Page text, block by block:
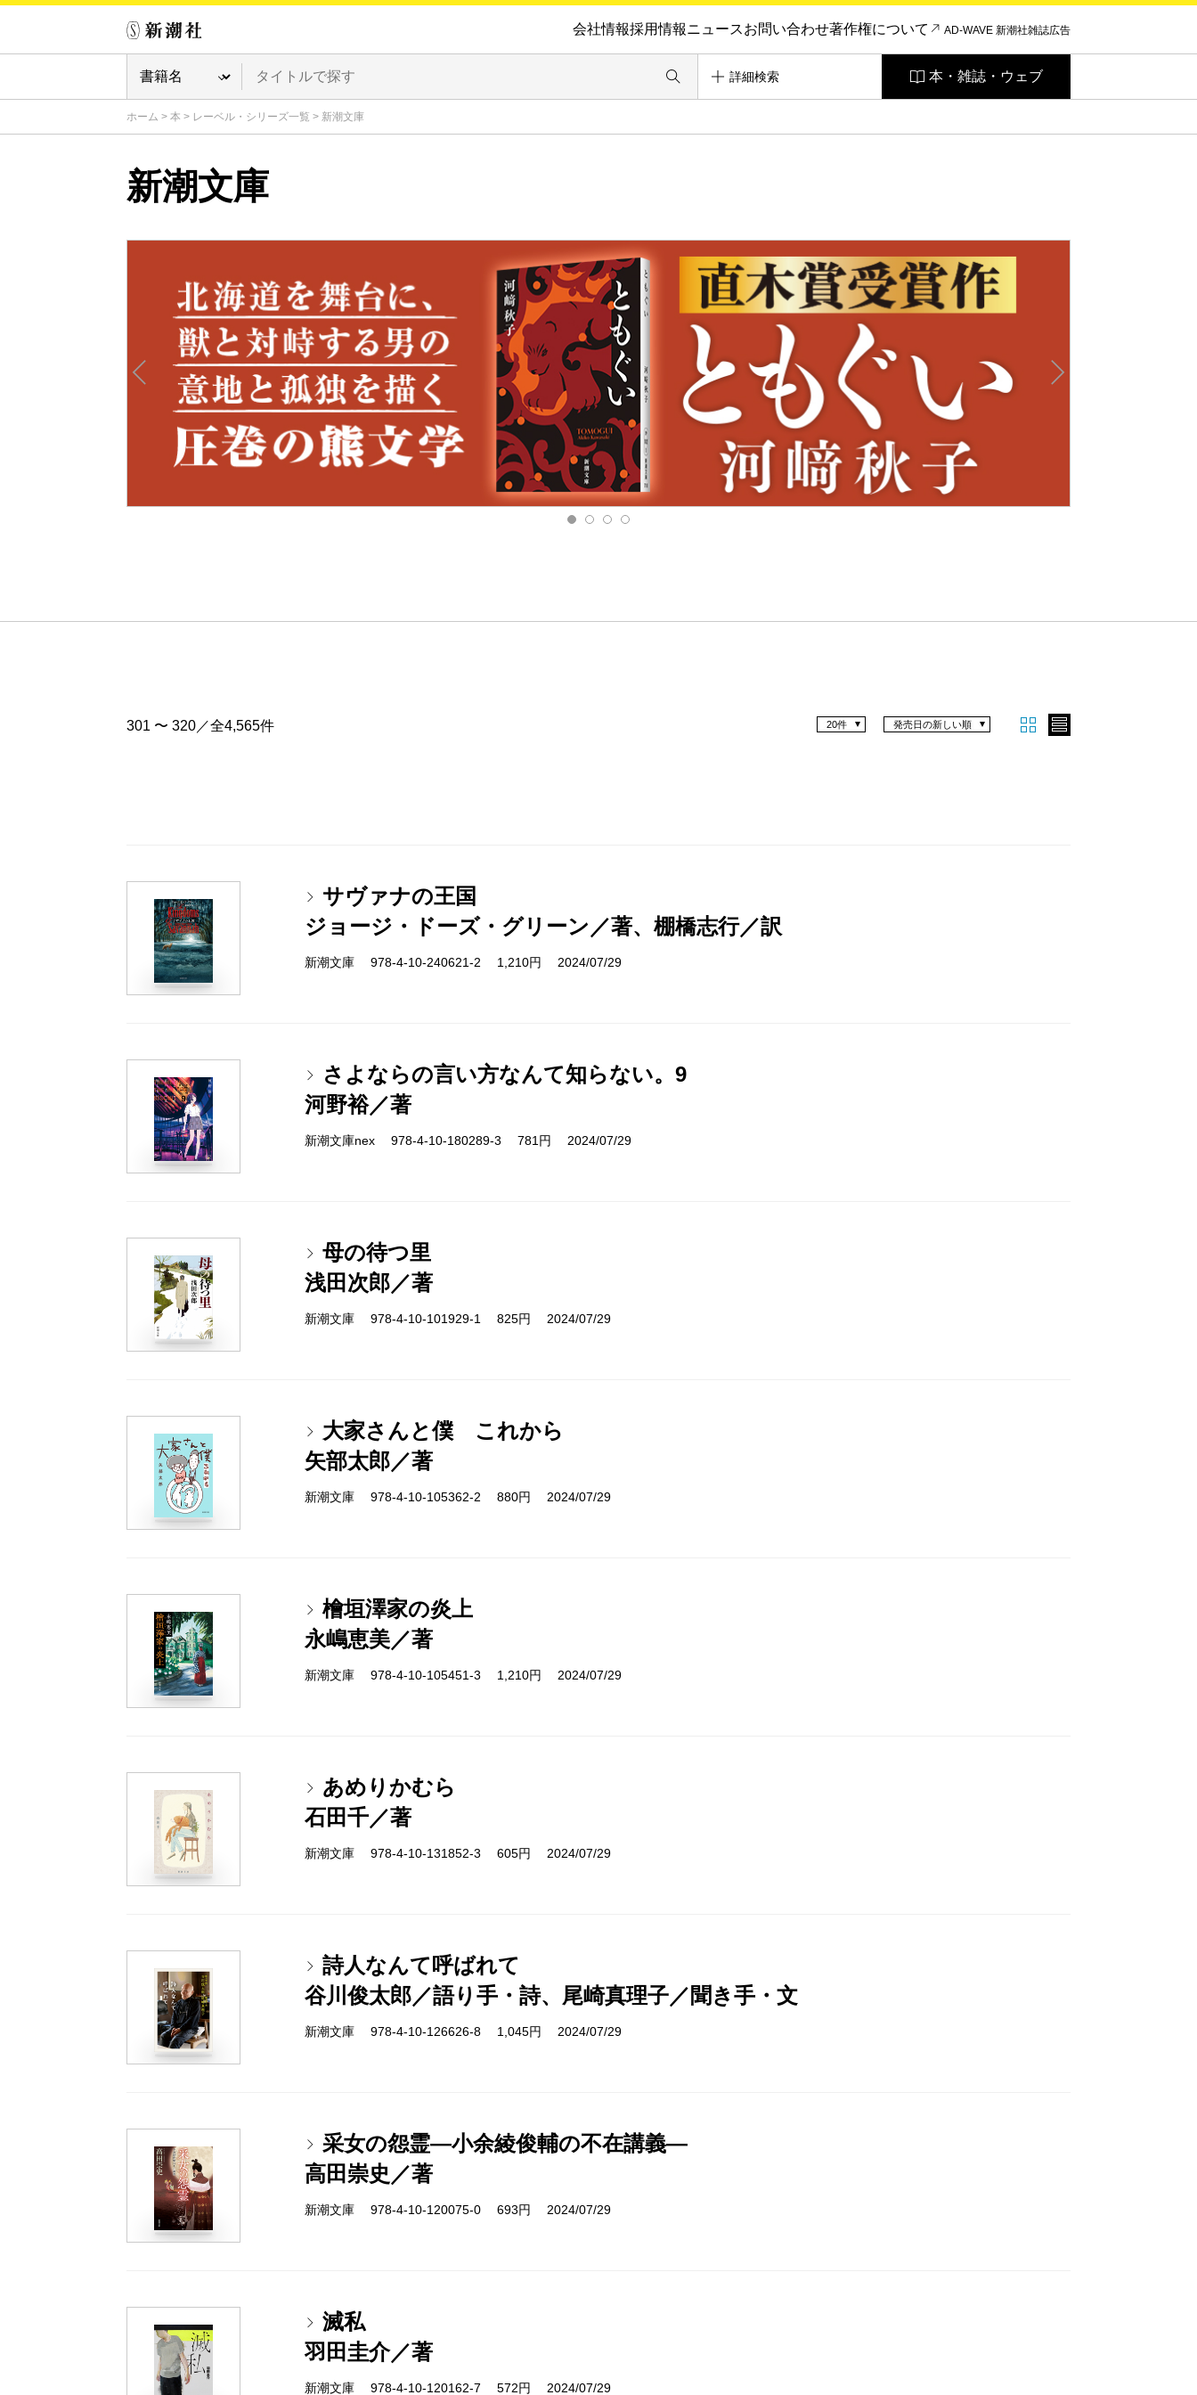
会社情報採用情報ニュースお問い合わせ著作権について AD-WAVE 新潮社雑誌広告
詳細検索 本・雑誌・ウェブ
ホーム > 本 > レーベル・シリーズ一覧 > 新潮文庫
新潮文庫
301 〜 320／全4,565件 発売日の新しい順
20件
サヴァナの王国
ジョージ・ドーズ・グリーン／著、棚橋志行／訳
新潮文庫 978-4-10-240621-2 1,210円 2024/07/29
さよならの言い方なんて知らない。9
河野裕／著
新潮文庫nex 978-4-10-180289-3 781円 2024/07/29
母の待つ里
浅田次郎／著
新潮文庫 978-4-10-101929-1 825円 2024/07/29
大家さんと僕 これから
矢部太郎／著
新潮文庫 978-4-10-105362-2 880円 2024/07/29
檜垣澤家の炎上
永嶋恵美／著
新潮文庫 978-4-10-105451-3 1,210円 2024/07/29
あめりかむら
石田千／著
新潮文庫 978-4-10-131852-3 605円 2024/07/29
詩人なんて呼ばれて
谷川俊太郎／語り手・詩、尾崎真理子／聞き手・文
新潮文庫 978-4-10-126626-8 1,045円 2024/07/29
采女の怨霊―小余綾俊輔の不在講義―
高田崇史／著
新潮文庫 978-4-10-120075-0 693円 2024/07/29
滅私
羽田圭介／著
新潮文庫 978-4-10-120162-7 572円 2024/07/29